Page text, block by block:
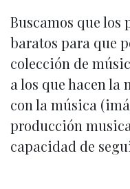
Buscamos que los
baratos para que
colección de
a los que hacen la
con la música
producción
capacidad de